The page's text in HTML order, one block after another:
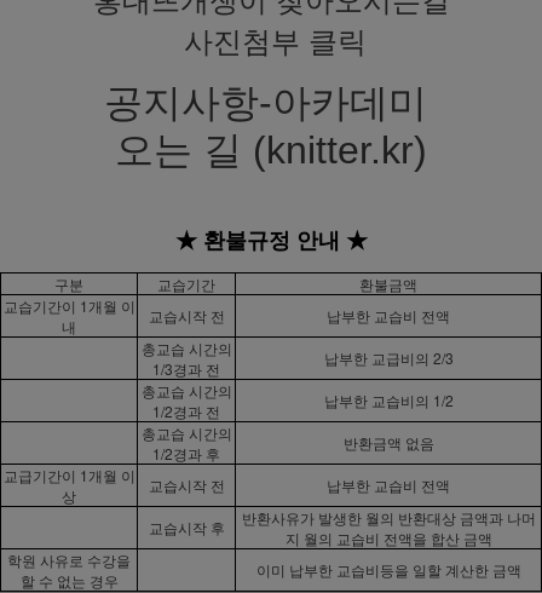
사진첨부 클릭
공지사항-아카데미
오는 길 (knitter.kr)
★ 환불규정 안내 ★
구분 교습기간
환불금액
교습기간이 1개월 이
내
교습시작 전
납부한 교습비 전액
총교습 시간의
1/3경과 전
납부한 교급비의 2/3
총교습 시간의
1/2경과 전
납부한 교습비의 1/2
총교습 시간의
1/2경과 후
반환금액 없음
교급기간이 1개월 이
상
교습시작 전 납부한 교습비 전액
교습시작 후
반환사유가 발생한 월의 반환대상 금액과 나머
지 월의 교습비 전액을 합산 금액
학원 사유로 수강을
할 수 없는 경우
이미 납부한 교습비등을 일할 계산한 금액